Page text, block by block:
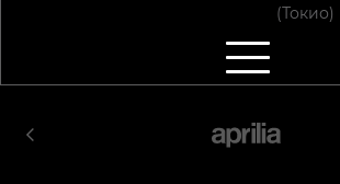
(Токио)